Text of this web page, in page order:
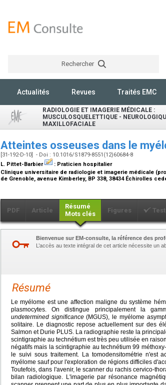
Rechercher
Actualités Revues Traités EMC
RADIOLOGIE ET IMAGERIE MÉDICALE :
MUSCULOSQUELETTIQUE -
MAXILLOFACIALE
Atteintes osseuses dans le
[31-192-D-10] - Doi : 10.1016/S1879-8551(12)60684-8
L. Pittet-Barbier
: Praticien hospitalier
Clinique universitaire de radiologie et imagerie médicale
de Grenoble, avenue Kimberley, BP 338, 38434 Échirolles
PDF Article
Résumé
Mots clés
Figures
Bienvenue sur EM-consulte, la référence des
L’accès au texte intégral de cet article nécessite un
Résumé
Le myélome est une affection maligne du système
plasmocytes. On distingue principalement la
undetermined significance(MGUS), le myélome
solitaire. Le diagnostic repose actuellement sur des
Salmon et Durie PLUS. La radiographie reste la
scintigraphie au technétium est très peu utilisée en
négatifs mais la scintigraphie au technétium 99
le suivi sous traitement. La tomodensitométrie n'est
myélome sauf pour l'exploration de régions difficiles
Toutefois, dans l'avenir, le scanner du rachis cervico-
bilan radiologique. L'imagerie par résonance